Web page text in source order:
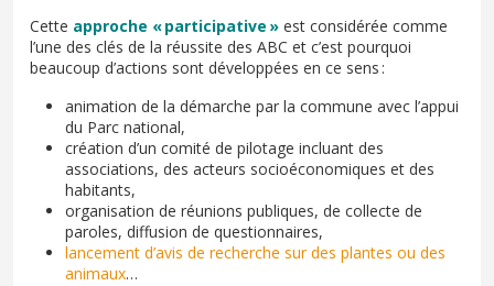
Cette approche « participative » est considérée comme
l’une des clés de la réussite des ABC et c’est pourquoi
beaucoup d’actions sont développées en ce sens :
animation de la démarche par la commune avec l’appui
du Parc national,
création d’un comité de pilotage incluant des
associations, des acteurs socioéconomiques et des
habitants,
organisation de réunions publiques, de collecte de
paroles, diffusion de questionnaires,
lancement d’avis de recherche sur des plantes ou des
animaux…